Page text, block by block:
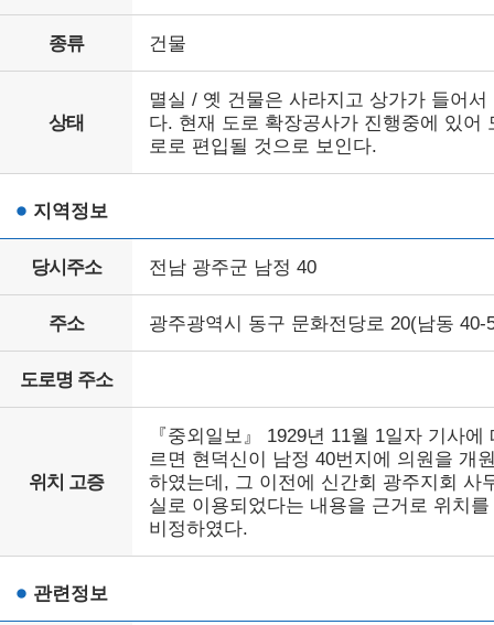
종류 건물
상태
멸실 / 옛 건물은 사라지고 상가가 들어서
다. 현재 도로 확장공사가 진행중에 있어
로로 편입될 것으로 보인다.
지역정보
당시주소 전남 광주군 남정 40
주소 광주광역시 동구 문화전당로 20(남동 40-
도로명 주소
위치 고증
『중외일보』 1929년 11월 1일자 기사에
르면 현덕신이 남정 40번지에 의원을 개
하였는데, 그 이전에 신간회 광주지회 사
실로 이용되었다는 내용을 근거로 위치를
비정하였다.
관련정보